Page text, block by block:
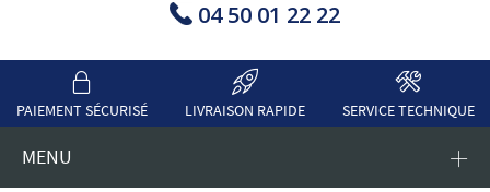
04 50 01 22 22
PAIEMENT SÉCURISÉ LIVRAISON RAPIDE SERVICE TECHNIQUE
MENU